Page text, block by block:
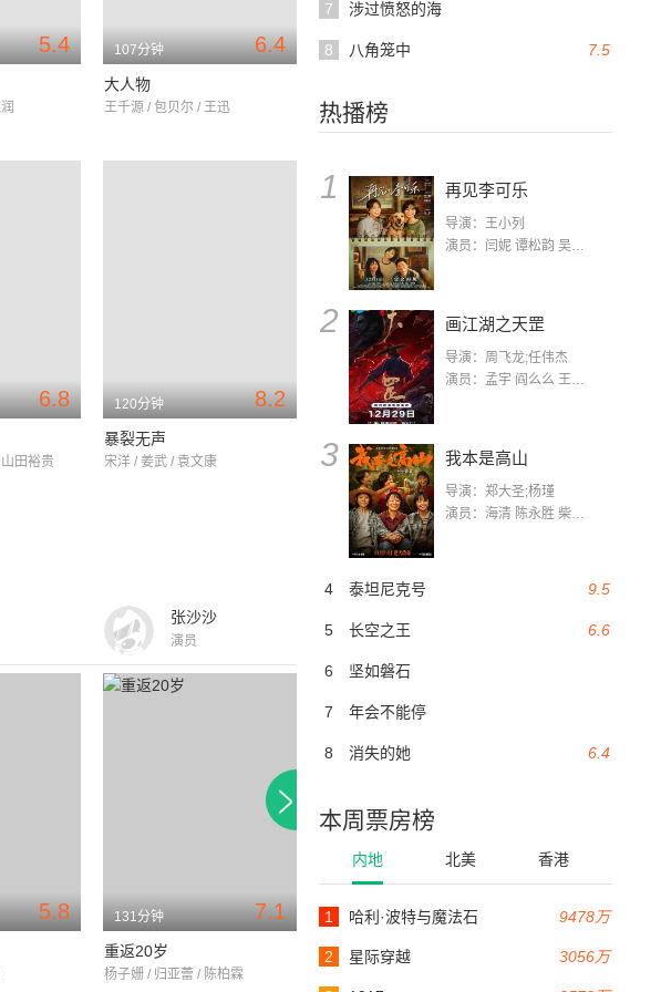
7 涉过愤怒的海
7.5
8 八角笼中
热播榜
1 再见李可乐
导演：王小列
演员：闫妮 谭松韵 吴京 蒋龙 赵小棠 冯雷 李虎城 平安 小七 小可乐
2 画江湖之天罡
导演：周飞龙;任伟杰
演员：孟宇 阎么么 王凯 郭政建 阎萌萌 杨默 高枫 齐斯伽 刘芊含 马程
3 我本是高山
导演：郑大圣;杨瑾
演员：海清 陈永胜 柴烨 王玥婷 万国鹏 美朵达瓦 赵瑞婷 罗解艳 郭莉娜 潘家艳
9.5
4 泰坦尼克号
6.6
5 长空之王
6 坚如磐石
7 年会不能停
6.4
8 消失的她
本周票房榜
内地 北美 香港
9478万
1 哈利·波特与魔法石
3056万
2 星际穿越
5.4 6.4
107分钟
大人物
王千源 / 包贝尔 / 王迅
6.8
田裕贵
8.2
120分钟
暴裂无声
宋洋 / 姜武 / 袁文康
张沙沙
演员
5.8 7.1
131分钟
重返20岁
杨子姗 / 归亚蕾 / 陈柏霖
7.1
119分钟
记忆大师
105分钟
盛夏光年